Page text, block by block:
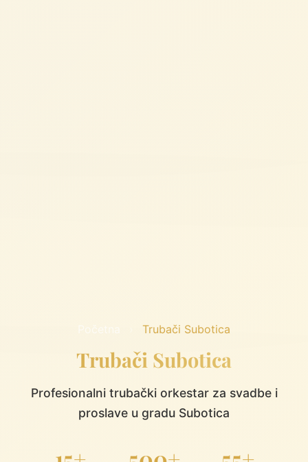
Trubači Subotica
Trubači Subotica
Profesionalni trubački orkestar za svadbe i
proslave u gradu Subotica